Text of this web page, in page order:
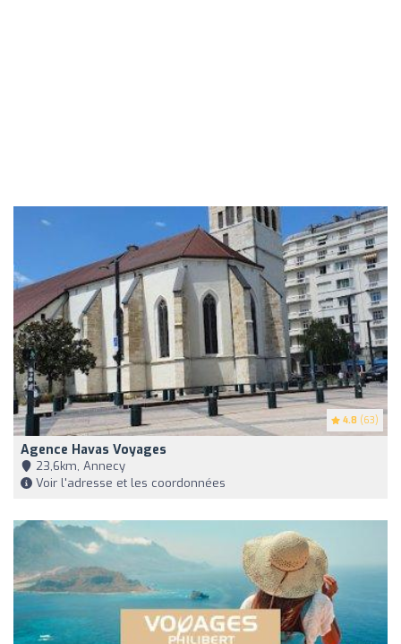
4.8 (63)
Agence Havas Voyages
23,6km, Annecy
Voir l'adresse et les coordonnées